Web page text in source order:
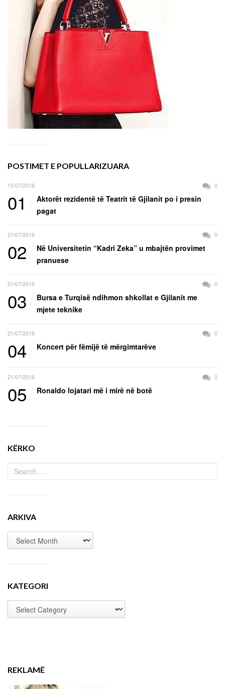
POSTIMET E POPULLARIZUARA
15/07/2016 0
01
Aktorët rezidentë të Teatrit të Gjilanit po i presin
pagat
21/07/2016 0
02
Në Universitetin “Kadri Zeka” u mbajtën provimet
pranuese
21/07/2016 0
03
Bursa e Turqisë ndihmon shkollat e Gjilanit me
mjete teknike
21/07/2016 0
04 Koncert për fëmijë të mërgimtarëve
21/07/2016 0
05 Ronaldo lojatari më i mirë në botë
KËRKO
ARKIVA
KATEGORI
REKLAMË